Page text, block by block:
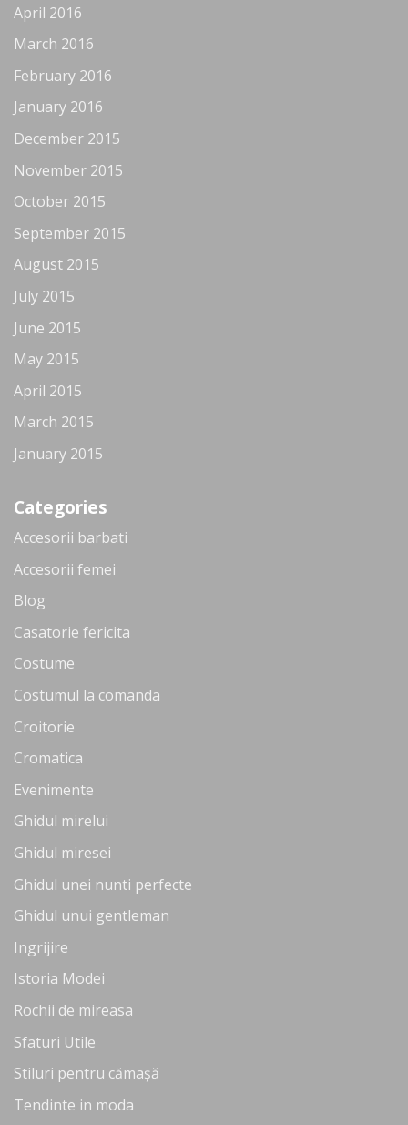
April 2016
March 2016
February 2016
January 2016
December 2015
November 2015
October 2015
September 2015
August 2015
July 2015
June 2015
May 2015
April 2015
March 2015
January 2015
Categories
Accesorii barbati
Accesorii femei
Blog
Casatorie fericita
Costume
Costumul la comanda
Croitorie
Cromatica
Evenimente
Ghidul mirelui
Ghidul miresei
Ghidul unei nunti perfecte
Ghidul unui gentleman
Ingrijire
Istoria Modei
Rochii de mireasa
Sfaturi Utile
Stiluri pentru cămașă
Tendinte in moda